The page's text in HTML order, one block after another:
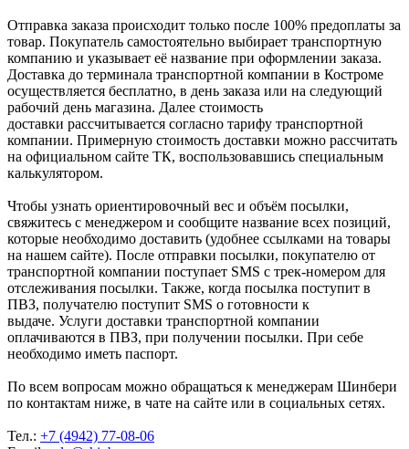
Отправка заказа происходит только после 100% предоплаты за
товар. Покупатель самостоятельно выбирает транспортную
компанию и указывает её название при оформлении заказа.
Доставка до терминала транспортной компании в Костроме
осуществляется бесплатно, в день заказа или на следующий
рабочий день магазина. Далее стоимость
доставки рассчитывается согласно тарифу транспортной
компании. Примерную стоимость доставки можно рассчитать
на официальном сайте ТК, воспользовавшись специальным
калькулятором.
Чтобы узнать ориентировочный вес и объём посылки,
свяжитесь с менеджером и сообщите название всех позиций,
которые необходимо доставить (удобнее ссылками на товары
на нашем сайте). После отправки посылки, покупателю от
транспортной компании поступает SMS с трек-номером для
отслеживания посылки. Также, когда посылка поступит в
ПВЗ, получателю поступит SMS о готовности к
выдаче. Услуги доставки транспортной компании
оплачиваются в ПВЗ, при получении посылки. При себе
необходимо иметь паспорт.
По всем вопросам можно обращаться к менеджерам Шинбери
по контактам ниже, в чате на сайте или в социальных сетях.
Тел.: +7 (4942) 77-08-06